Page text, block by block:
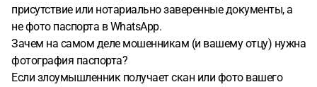
присутствие или нотариально заверенные документы, а
не фото паспорта в WhatsApp.
Зачем на самом деле мошенникам (и вашему отцу) нужна
фотография паспорта?
Если злоумышленник получает скан или фото вашего